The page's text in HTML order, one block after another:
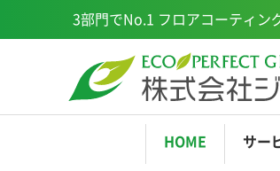
3部門でNo.1 フロアコーティン
HOME サー